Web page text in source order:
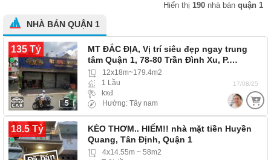
Hiển thị 190 nhà bán quận 1
NHÀ BÁN QUẬN 1
135 Tỷ
5
MT ĐẮC ĐỊA, Vị trí siêu đẹp ngay trung
tâm Quận 1, 78-80 Trần Đình Xu, P.…
12x18m~179.4m2
1 Lầu
kxđ
Hướng: Tây nam
17/08/25
18.5 Tỷ
KÈO THƠM.. HIẾM!! nhà mặt tiền Huyền
Quang, Tân Định, Quận 1
4x14.55m ~ 58m2